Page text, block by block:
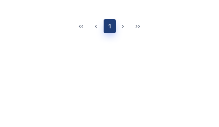
‹‹ ‹ 1 › ››